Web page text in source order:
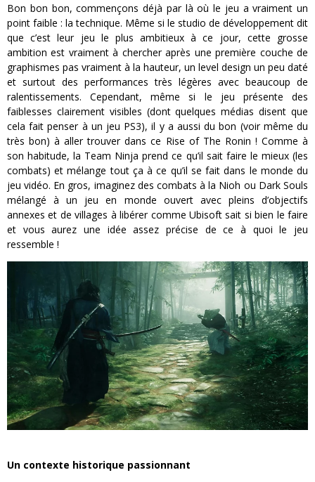
Bon bon bon, commençons déjà par là où le jeu a vraiment un
point faible : la technique. Même si le studio de développement dit
que c’est leur jeu le plus ambitieux à ce jour, cette grosse
ambition est vraiment à chercher après une première couche de
graphismes pas vraiment à la hauteur, un level design un peu daté
et surtout des performances très légères avec beaucoup de
ralentissements. Cependant, même si le jeu présente des
faiblesses clairement visibles (dont quelques médias disent que
cela fait penser à un jeu PS3), il y a aussi du bon (voir même du
très bon) à aller trouver dans ce Rise of The Ronin ! Comme à
son habitude, la Team Ninja prend ce qu’il sait faire le mieux (les
combats) et mélange tout ça à ce qu’il se fait dans le monde du
jeu vidéo. En gros, imaginez des combats à la Nioh ou Dark Souls
mélangé à un jeu en monde ouvert avec pleins d’objectifs
annexes et de villages à libérer comme Ubisoft sait si bien le faire
et vous aurez une idée assez précise de ce à quoi le jeu
ressemble !
Un contexte historique passionnant